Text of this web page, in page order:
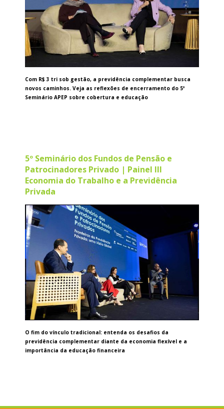
Com R$ 3 tri sob gestão, a previdência complementar busca
novos caminhos. Veja as reflexões de encerramento do 5º
Seminário APEP sobre cobertura e educação
5º Seminário dos Fundos de Pensão e
Patrocinadores Privado | Painel III
Economia do Trabalho e a Previdência
Privada
O fim do vínculo tradicional: entenda os desafios da
previdência complementar diante da economia flexível e a
importância da educação financeira